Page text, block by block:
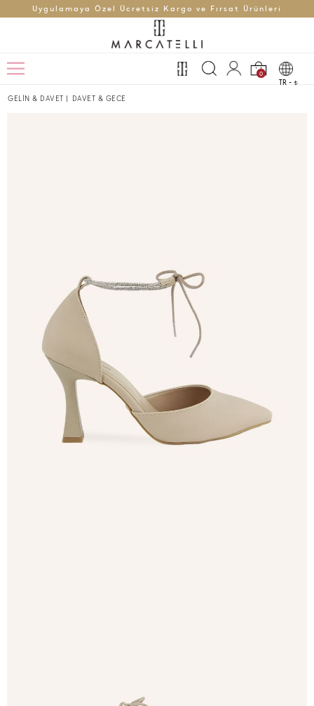
Uygulamaya Özel Ücretsiz Kargo ve Fırsat Ürünleri
0
TR - t
GELİN & DAVET | DAVET & GECE